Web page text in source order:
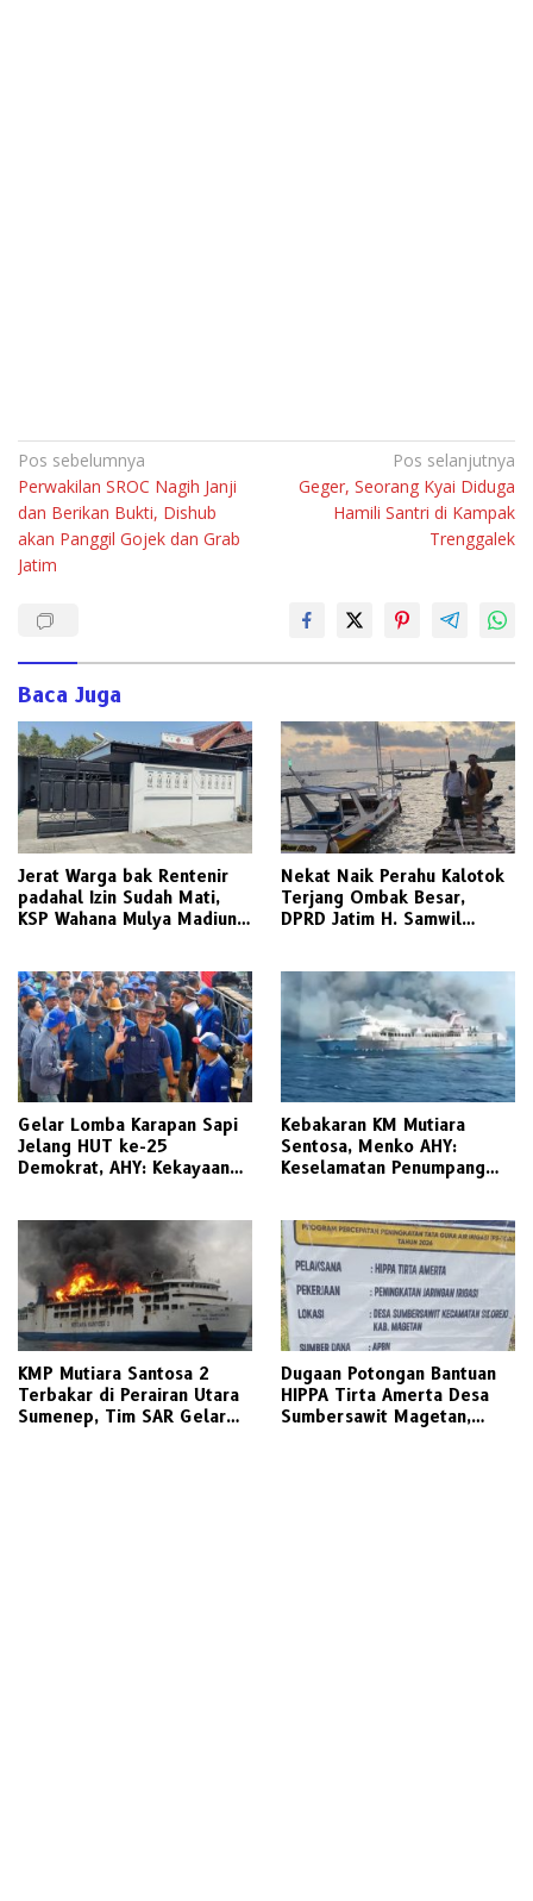
Navigasi
pos
Pos sebelumnya
Perwakilan SROC Nagih Janji
dan Berikan Bukti, Dishub
akan Panggil Gojek dan Grab
Jatim
Pos selanjutnya
Geger, Seorang Kyai Diduga
Hamili Santri di Kampak
Trenggalek
Baca Juga
Jerat Warga bak Rentenir
padahal Izin Sudah Mati,
KSP Wahana Mulya Madiun
Nekat Naik Perahu Kalotok
Terjang Ombak Besar,
DPRD Jatim H. Samwil
Gelar Lomba Karapan Sapi
Jelang HUT ke-25
Demokrat, AHY: Kekayaan
Kebakaran KM Mutiara
Sentosa, Menko AHY:
Keselamatan Penumpang
KMP Mutiara Santosa 2
Terbakar di Perairan Utara
Sumenep, Tim SAR Gelar
Dugaan Potongan Bantuan
HIPPA Tirta Amerta Desa
Sumbersawit Magetan,